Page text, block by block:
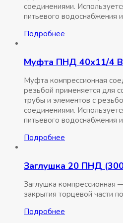
соединениями.
питьевого водоснабжения
Подробнее
Муфта ПНД 40х11/4
Муфта компрессионная
резьбой применяется для
трубы и элементов с
соединениями.
питьевого водоснабжения
Подробнее
Заглушка 20 ПНД
Заглушка компрессионная
закрытия торцевой части
Подробнее